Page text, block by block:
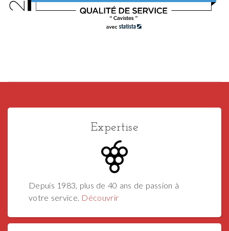
Expertise
Depuis 1983, plus de 40 ans de passion à
votre service. Découvrir